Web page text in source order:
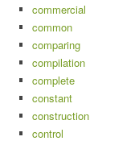
commercial
common
comparing
compilation
complete
constant
construction
control